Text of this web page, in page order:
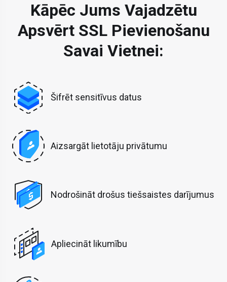
Kāpēc Jums Vajadzētu
Apsvērt SSL Pievienošanu
Savai Vietnei:
Šifrēt sensitīvus datus
Aizsargāt lietotāju privātumu
Nodrošināt drošus tiešsaistes darījumus
Apliecināt likumību